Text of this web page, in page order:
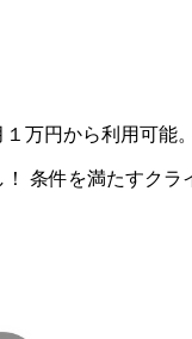
万円から利用可能
条件を満たすク